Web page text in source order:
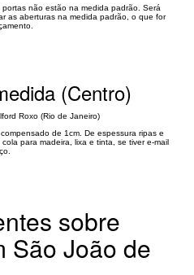
não estão na medida padrão. Será
as aberturas na medida padrão, o que for
(Centro)
Roxo (Rio de Janeiro)
de 1cm. De espessura ripas e
para madeira, lixa e tinta, se tiver e-mail
sobre
São João de